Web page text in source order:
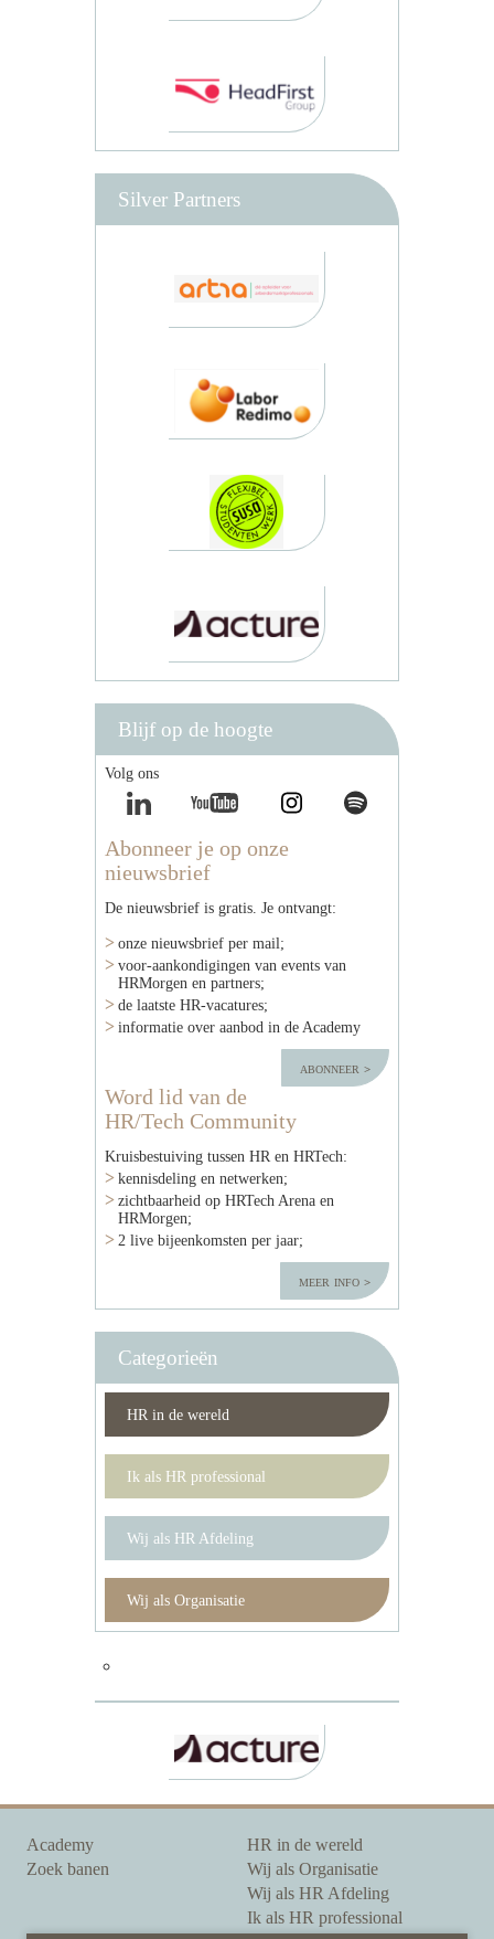
Silver Partners
Blijf op de hoogte
Volg ons
Abonneer je op onze
nieuwsbrief
De nieuwsbrief is gratis. Je ontvangt:
onze nieuwsbrief per mail;
voor-aankondigingen van events van
HRMorgen en partners;
de laatste HR-vacatures;
informatie over aanbod in de Academy
abonneer
Word lid van de
HR/Tech Community
Kruisbestuiving tussen HR en HRTech:
kennisdeling en netwerken;
zichtbaarheid op HRTech Arena en
HRMorgen;
2 live bijeenkomsten per jaar;
meer info
Categorieën
HR in de wereld
Ik als HR professional
Wij als HR Afdeling
Wij als Organisatie
Academy
Zoek banen
HR in de wereld
Wij als Organisatie
Wij als HR Afdeling
Ik als HR professional